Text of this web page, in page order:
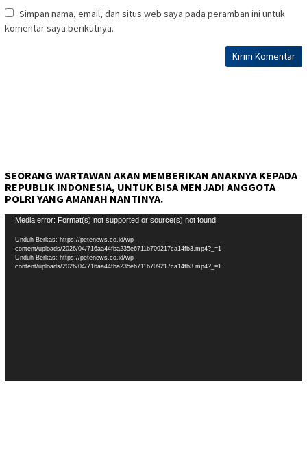
Simpan nama, email, dan situs web saya pada peramban ini untuk
komentar saya berikutnya.
SEORANG WARTAWAN AKAN MEMBERIKAN ANAKNYA KEPADA
REPUBLIK INDONESIA, UNTUK BISA MENJADI ANGGOTA
POLRI YANG AMANAH NANTINYA.
Pemutar
Video
Media error: Format(s) not supported or source(s) not found
Unduh Berkas: https://petenews.co.id/wp-
content/uploads/2026/04/716aa44fba235e6711b709217ca14fb3.mp4?_=1
Unduh Berkas: https://petenews.co.id/wp-
content/uploads/2026/04/716aa44fba235e6711b709217ca14fb3.mp4?_=1